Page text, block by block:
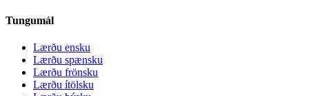
Tungumál
Lærðu ensku
Lærðu spænsku
Lærðu frönsku
Lærðu ítölsku